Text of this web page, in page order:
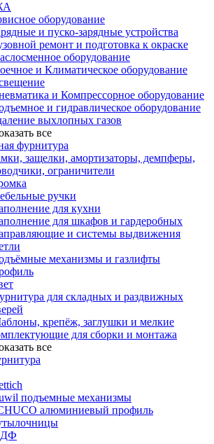
оборудование
и пуско-зарядные устройства
ремонт и подготовка к окраске
оборудование
и Климатическое оборудование
и Компрессорное оборудование
и гидравлическое оборудование
выхлопных газов
все
фурнитура
защелки, амортизаторы, демпферы,
ограничители
ручки
для кухни
для шкафов и гардеробных
и системы выдвижения
механизмы и газлифты
для складных и раздвижных
крепёж, заглушки и мелкие
для сборки и монтажа
все
подъемные механизмы
алюминиевый профиль